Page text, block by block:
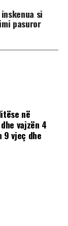
si
pasuror
në
vajzën 4
vjeç dhe